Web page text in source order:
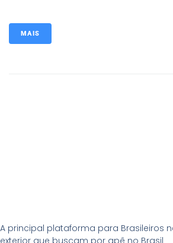
MAIS
A principal plataforma para Brasileiros